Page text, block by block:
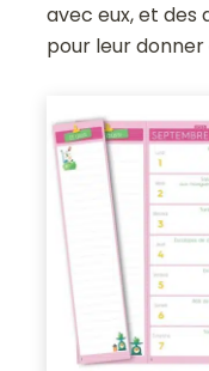
avec eux, et des
pour leur